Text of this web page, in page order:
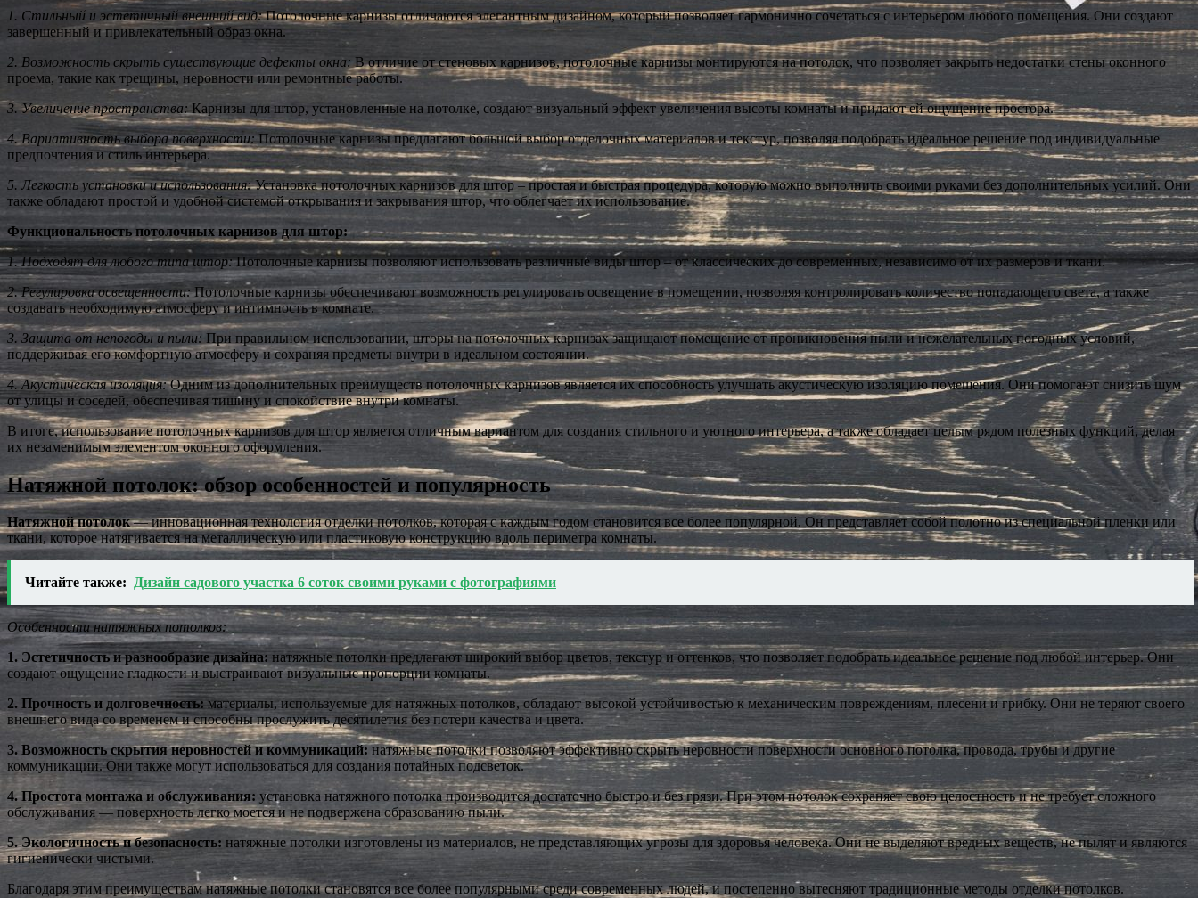
1. Стильный и эстетичный внешний вид:Потолочные карнизы отличаются элегантным дизайном, который позволяет гармонично сочетаться с интерьером любого помещения. Они создают
завершенный и привлекательный образ окна.
2. Возможность скрыть существующие дефекты окна:В отличие от стеновых карнизов, потолочные карнизы монтируются на потолок, что позволяет закрыть недостатки стены оконного
проема, такие как трещины, неровности или ремонтные работы.
3. Увеличение пространства:Карнизы для штор, установленные на потолке, создают визуальный эффект увеличения высоты комнаты и придают ей ощущение простора.
4. Вариативность выбора поверхности:Потолочные карнизы предлагают большой выбор отделочных материалов и текстур, позволяя подобрать идеальное решение под индивидуальные
предпочтения и стиль интерьера.
5. Легкость установки и использования:Установка потолочных карнизов для штор – простая и быстрая процедура, которую можно выполнить своими руками без дополнительных усилий. Они
также обладают простой и удобной системой открывания и закрывания штор, что облегчает их использование.
Функциональность потолочных карнизов для штор:
1. Подходят для любого типа штор:Потолочные карнизы позволяют использовать различные виды штор – от классических до современных, независимо от их размеров и ткани.
2. Регулировка освещенности:Потолочные карнизы обеспечивают возможность регулировать освещение в помещении, позволяя контролировать количество попадающего света, а также
создавать необходимую атмосферу и интимность в комнате.
3. Защита от непогоды и пыли: При правильном использовании, шторы на потолочных карнизах защищают помещение от проникновения пыли и нежелательных погодных условий,
поддерживая его комфортную атмосферу и сохраняя предметы внутри в идеальном состоянии.
4. Акустическая изоляция:Одним из дополнительных преимуществ потолочных карнизов является их способность улучшать акустическую изоляцию помещения. Они помогают снизить шум
от улицы и соседей, обеспечивая тишину и спокойствие внутри комнаты.
В итоге, использование потолочных карнизов для штор является отличным вариантом для создания стильного и уютного интерьера, а также обладает целым рядом полезных функций, делая
их незаменимым элементом оконного оформления.
Натяжной потолок: обзор особенностей и популярность
Натяжной потолок— инновационная технология отделки потолков, которая с каждым годом становится все более популярной. Он представляет собой полотно из специальной пленки или
ткани, которое натягивается на металлическую или пластиковую конструкцию вдоль периметра комнаты.
Читайте также: Дизайн садового участка 6 соток своими руками с фотографиями
Особенности натяжных потолков:
1. Эстетичность и разнообразие дизайна: натяжные потолки предлагают широкий выбор цветов, текстур и оттенков, что позволяет подобрать идеальное решение под любой интерьер. Они
создают ощущение гладкости и выстраивают визуальные пропорции комнаты.
2. Прочность и долговечность: материалы, используемые для натяжных потолков, обладают высокой устойчивостью к механическим повреждениям, плесени и грибку. Они не теряют своего
внешнего вида со временем и способны прослужить десятилетия без потери качества и цвета.
3. Возможность скрытия неровностей и коммуникаций:натяжные потолки позволяют эффективно скрыть неровности поверхности основного потолка, провода, трубы и другие
коммуникации. Они также могут использоваться для создания потайных подсветок.
4. Простота монтажа и обслуживания: установка натяжного потолка производится достаточно быстро и без грязи. При этом потолок сохраняет свою целостность и не требует сложного
обслуживания — поверхность легко моется и не подвержена образованию пыли.
5. Экологичность и безопасность: натяжные потолки изготовлены из материалов, не представляющих угрозы для здоровья человека. Они не выделяют вредных веществ, не пылят и являются
гигиенически чистыми.
Благодаря этим преимуществам натяжные потолки становятся все более популярными среди современных людей, и постепенно вытесняют традиционные методы отделки потолков.